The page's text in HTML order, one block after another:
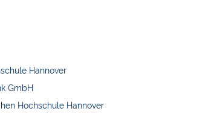
Hannover
GmbH
Hochschule Hannover